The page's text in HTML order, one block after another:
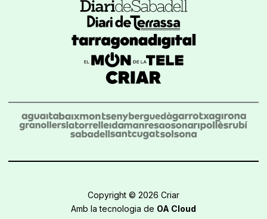
Copyright © 2026 Criar
Amb la tecnologia de OA Cloud